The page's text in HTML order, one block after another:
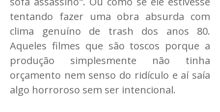
tentando fazer uma obra absurda com
clima genuíno de trash dos anos 80.
Aqueles filmes que são toscos porque a
produção simplesmente não tinha
orçamento nem senso do ridículo e aí saía
algo horroroso sem ser intencional.